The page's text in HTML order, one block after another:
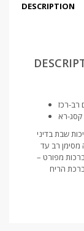
DESCRIPTION
רב-רכז
קסג-רא
שבת בדיני
רב עד
מפורט –
הריח